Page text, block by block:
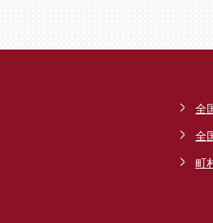
全
全
町